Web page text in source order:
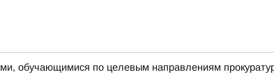
обучающимися по целевым направлениям